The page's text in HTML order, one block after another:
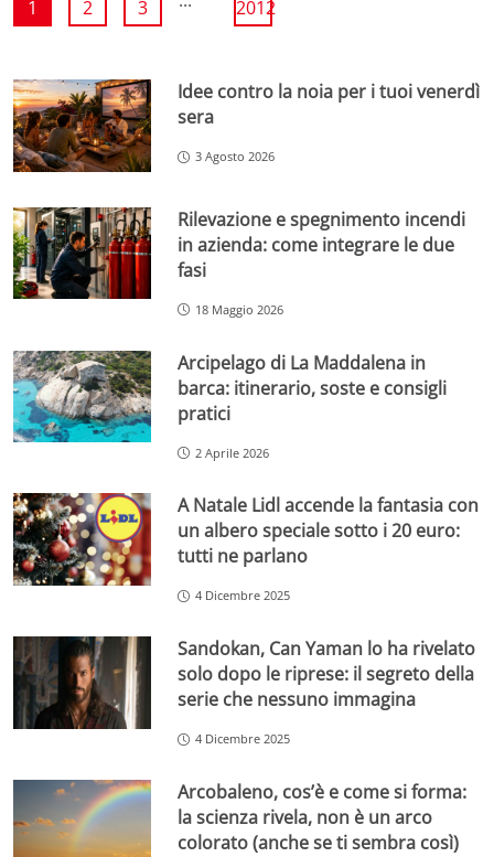
1 2 3 2012
Idee contro la noia per i tuoi venerdì
sera
3 Agosto 2026
Rilevazione e spegnimento incendi
in azienda: come integrare le due
fasi
18 Maggio 2026
Arcipelago di La Maddalena in
barca: itinerario, soste e consigli
pratici
2 Aprile 2026
A Natale Lidl accende la fantasia con
un albero speciale sotto i 20 euro:
tutti ne parlano
4 Dicembre 2025
Sandokan, Can Yaman lo ha rivelato
solo dopo le riprese: il segreto della
serie che nessuno immagina
4 Dicembre 2025
Arcobaleno, cos’è e come si forma:
la scienza rivela, non è un arco
colorato (anche se ti sembra così)